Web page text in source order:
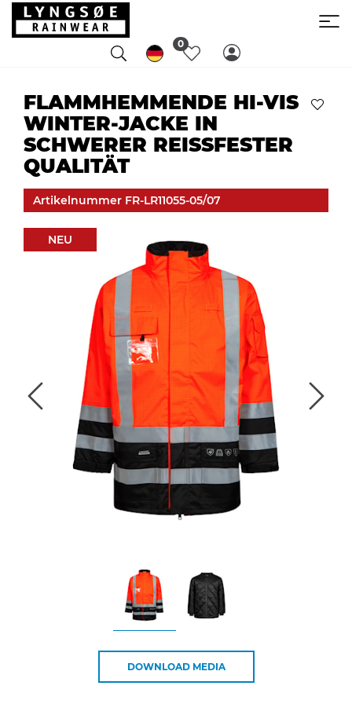
0
FLAMMHEMMENDE HI-VIS
WINTER-JACKE IN
SCHWERER REISSFESTER Q
UALITÄT
Artikelnummer FR-LR11055-05/07
NEU
DOWNLOAD MEDIA